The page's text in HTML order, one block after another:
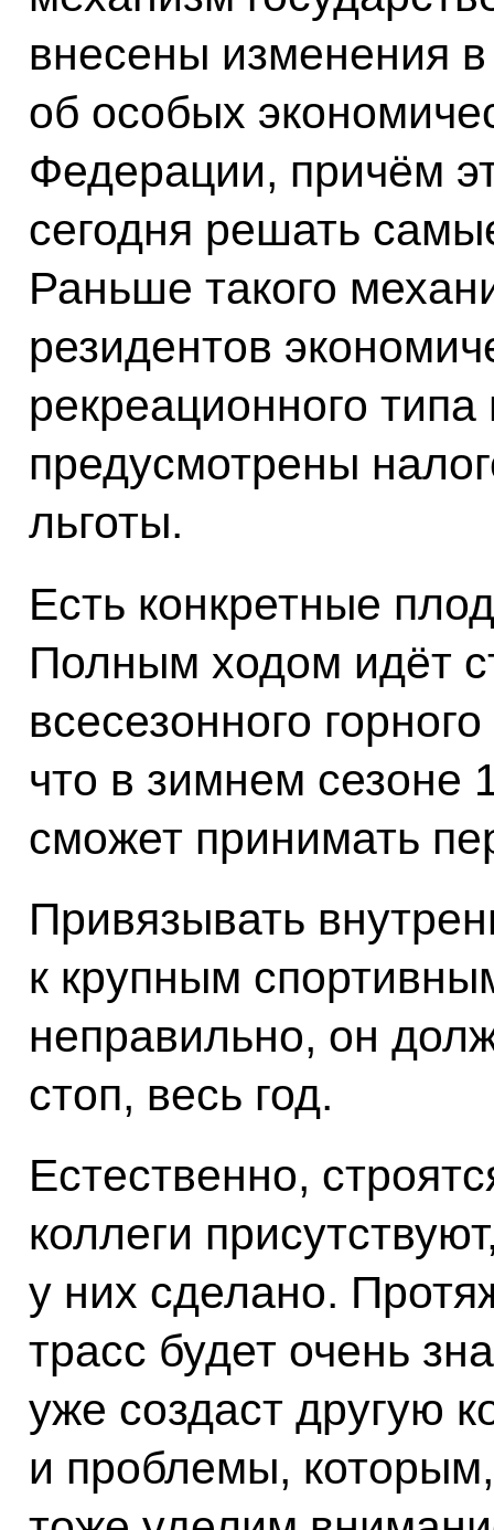
внесены изменения
об особых
Федерации, причём
сегодня решать
Раньше такого
резидентов
рекреационного
предусмотрены
льготы.
Есть конкретные
Полным ходом идёт
всесезонного
что в зимнем сезоне
сможет принимать
Привязывать
к крупным
неправильно, он
стоп, весь год.
Естественно,
коллеги
у них сделано.
трасс будет очень
уже создаст другую
и проблемы,